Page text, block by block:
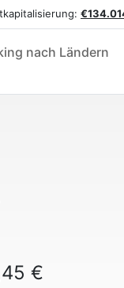
nach Ländern
€